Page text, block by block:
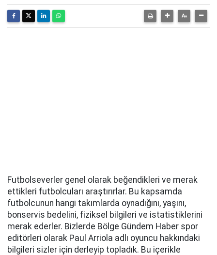
Futbolseverler genel olarak beğendikleri ve merak
ettikleri futbolcuları araştırırlar. Bu kapsamda
futbolcunun hangi takımlarda oynadığını, yaşını,
bonservis bedelini, fiziksel bilgileri ve istatistiklerini
merak ederler. Bizlerde Bölge Gündem Haber spor
editörleri olarak Paul Arriola adlı oyuncu hakkındaki
bilgileri sizler için derleyip topladık. Bu içerikle